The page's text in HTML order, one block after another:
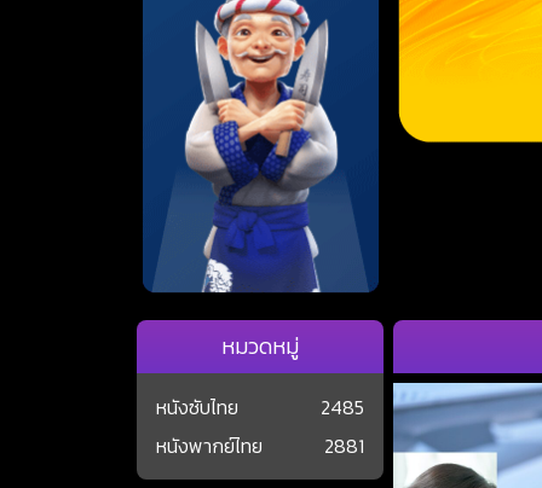
หมวดหมู่
หนังซับไทย
2485
หนังพากย์ไทย
2881